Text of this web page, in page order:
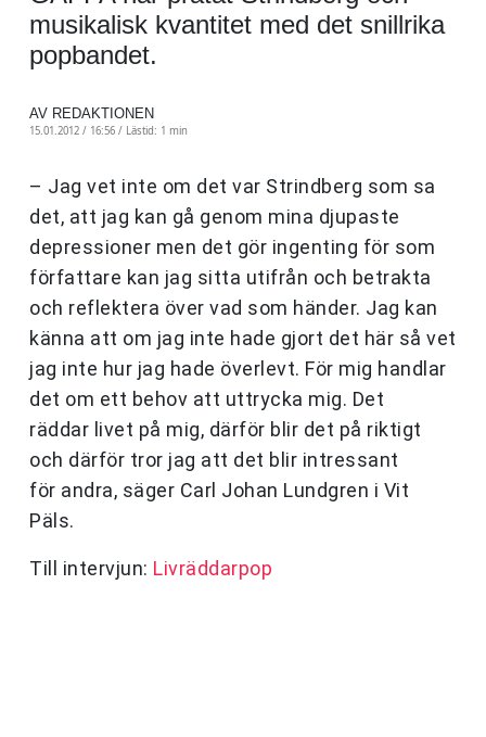
musikalisk kvantitet med det snillrika
popbandet.
AV REDAKTIONEN
15.01.2012 / 16:56 / Lästid: 1 min
– Jag vet inte om det var Strindberg som sa
det, att jag kan gå genom mina djupaste
depressioner men det gör ingenting för som
författare kan jag sitta utifrån och betrakta
och reflektera över vad som händer. Jag kan
känna att om jag inte hade gjort det här så vet
jag inte hur jag hade överlevt. För mig handlar
det om ett behov att uttrycka mig. Det
räddar livet på mig, därför blir det på riktigt
och därför tror jag att det blir intressant
för andra, säger Carl Johan Lundgren i Vit
Päls.
Till intervjun: Livräddarpop